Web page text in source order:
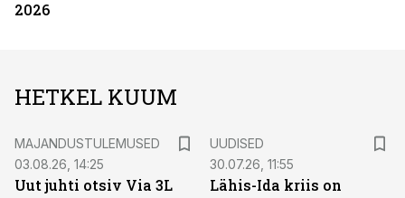
2026
HETKEL KUUM
MAJANDUSTULEMUSED
03.08.26, 14:25
Uut juhti otsiv Via 3L
UUDISED
30.07.26, 11:55
Lähis-Ida kriis on